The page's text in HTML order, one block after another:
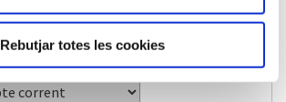
Rebutjar totes les cookies